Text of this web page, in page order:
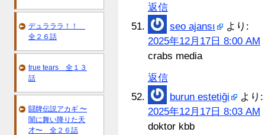
返信
seo ajansı
より:
2025年12月17日 8:00 AM
crabs media
返信
burun estetiği
より:
2025年12月17日 8:03 AM
doktor kbb
デュラララ！！
全２６話
true tears 全１３
話
闘牌伝説アカギ 〜
闇に舞い降りた天
才〜 全２６話